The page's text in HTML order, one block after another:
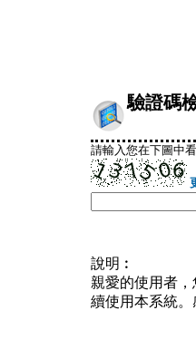
驗證碼
請輸入您在下圖中
說明︰
親愛的使用者
續使用本系統。